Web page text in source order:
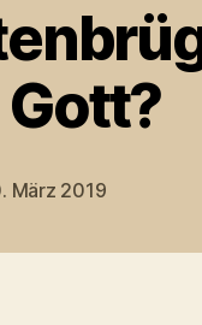
März 2019